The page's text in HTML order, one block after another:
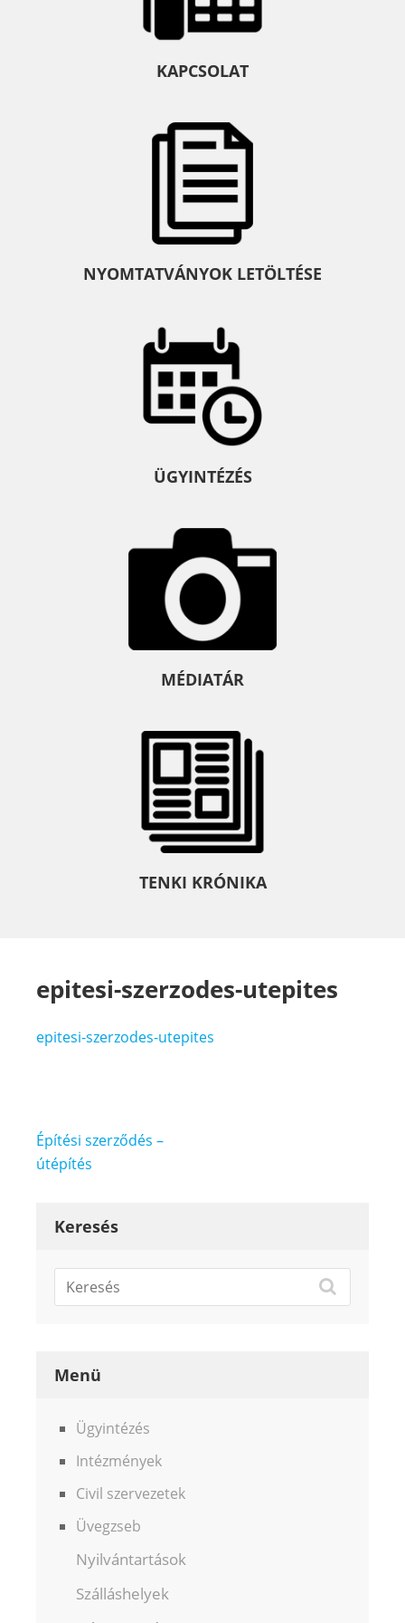
KAPCSOLAT
NYOMTATVÁNYOK LETÖLTÉSE
ÜGYINTÉZÉS
MÉDIATÁR
TENKI KRÓNIKA
epitesi-szerzodes-utepites
epitesi-szerzodes-utepites
Bejegyzés
navigáció
Építési szerződés –
útépítés
Keresés
Menü
Ügyintézés
Intézmények
Civil szervezetek
Üvegzseb
Nyilvántartások
Szálláshelyek